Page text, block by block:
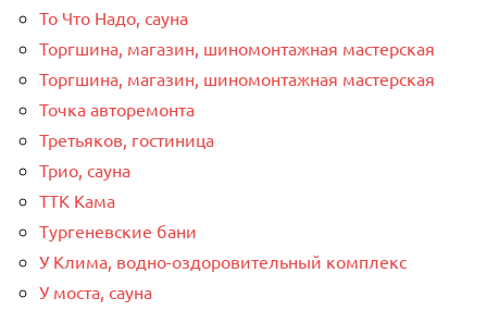
То Что Надо, сауна
Торгшина, магазин, шиномонтажная мастерская
Торгшина, магазин, шиномонтажная мастерская
Точка авторемонта
Третьяков, гостиница
Трио, сауна
ТТК Кама
Тургеневские бани
У Клима, водно-оздоровительный комплекс
У моста, сауна